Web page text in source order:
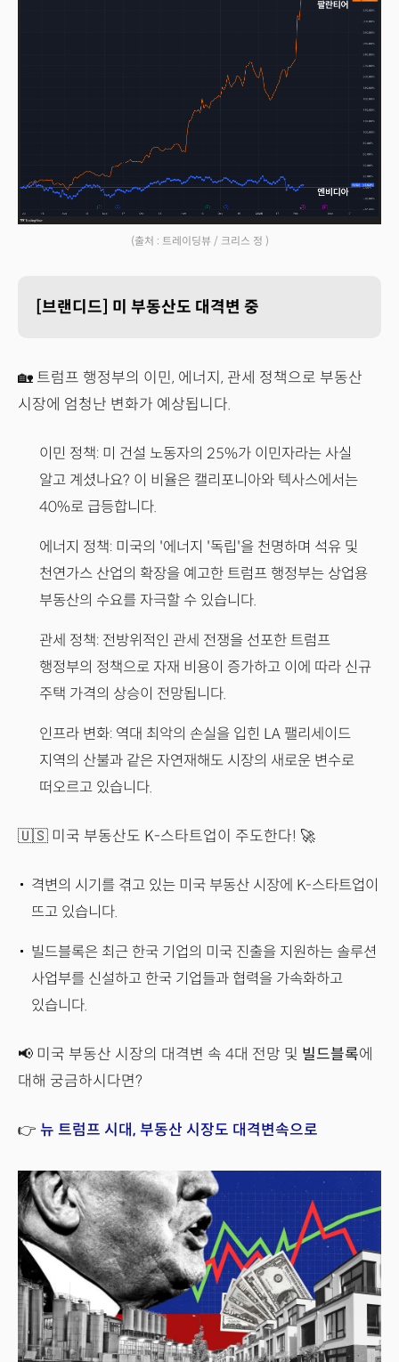
(출처 : 트레이딩뷰 / 크리스 정 )
[브랜디드] 미 부동산도 대격변 중
🏡 트럼프 행정부의 이민, 에너지, 관세 정책으로 부동산
시장에 엄청난 변화가 예상됩니다.
이민 정책: 미 건설 노동자의 25%가 이민자라는 사실
알고 계셨나요? 이 비율은 캘리포니아와 텍사스에서는
40%로 급등합니다.
에너지 정책: 미국의 '에너지 '독립'을 천명하며 석유 및
천연가스 산업의 확장을 예고한 트럼프 행정부는 상업용
부동산의 수요를 자극할 수 있습니다.
관세 정책: 전방위적인 관세 전쟁을 선포한 트럼프
행정부의 정책으로 자재 비용이 증가하고 이에 따라 신규
주택 가격의 상승이 전망됩니다.
인프라 변화: 역대 최악의 손실을 입힌 LA 팰리세이드
지역의 산불과 같은 자연재해도 시장의 새로운 변수로
떠오르고 있습니다.
🇺🇸 미국 부동산도 K-스타트업이 주도한다! 🚀
격변의 시기를 겪고 있는 미국 부동산 시장에 K-스타트업이
뜨고 있습니다.
빌드블록은 최근 한국 기업의 미국 진출을 지원하는 솔루션
사업부를 신설하고 한국 기업들과 협력을 가속화하고
있습니다.
📢 미국 부동산 시장의 대격변 속 4대 전망 및 빌드블록에
대해 궁금하시다면?
👉 뉴 트럼프 시대, 부동산 시장도 대격변속으로